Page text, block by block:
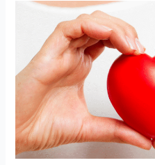
Treino
cardiovascular:
coração
agradece!